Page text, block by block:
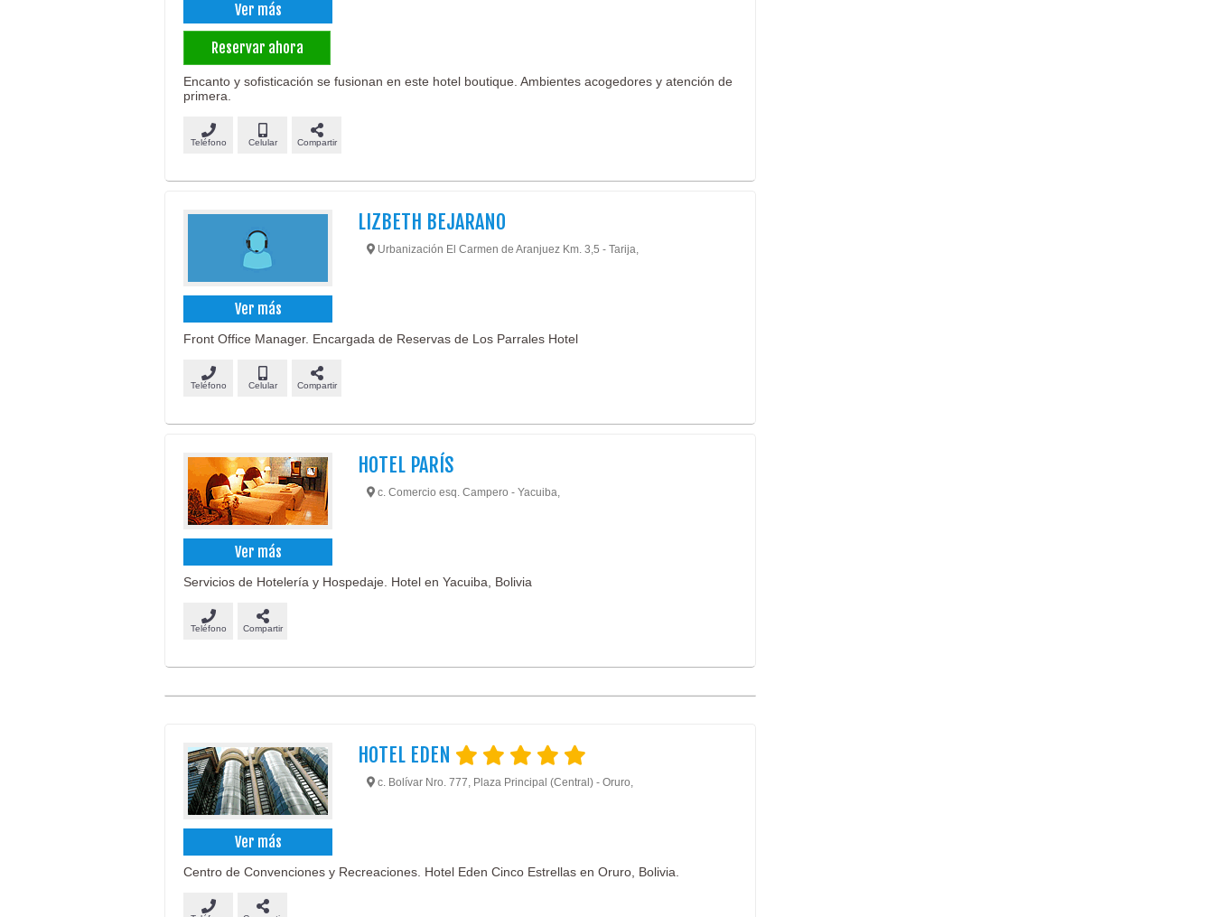
Ver más
Reservar ahora
Encanto y sofisticación se fusionan en este hotel boutique. Ambientes acogedores y atención de
primera.
Teléfono Celular Compartir
Ver más
LIZBETH BEJARANO
Urbanización El Carmen de Aranjuez Km. 3,5 - Tarija,
Front Office Manager. Encargada de Reservas de Los Parrales Hotel
Teléfono Celular Compartir
Ver más
HOTEL PARÍS
c. Comercio esq. Campero - Yacuiba,
Servicios de Hotelería y Hospedaje. Hotel en Yacuiba, Bolivia
Teléfono Compartir
Ver más
HOTEL EDEN
c. Bolívar Nro. 777, Plaza Principal (Central) - Oruro,
Centro de Convenciones y Recreaciones. Hotel Eden Cinco Estrellas en Oruro, Bolivia.